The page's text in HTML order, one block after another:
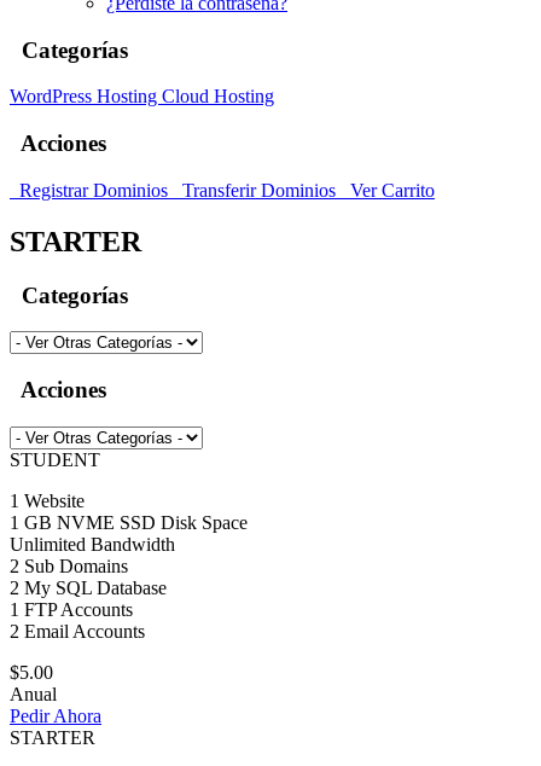
Categorías
WordPress Hosting Cloud Hosting
Acciones
Registrar Dominios Transferir Dominios Ver Carrito
STARTER
Categorías
Acciones
STUDENT
1 Website
1 GB NVME SSD Disk Space
Unlimited Bandwidth
2 Sub Domains
2 My SQL Database
1 FTP Accounts
2 Email Accounts
$5.00
Anual
Pedir Ahora
STARTER